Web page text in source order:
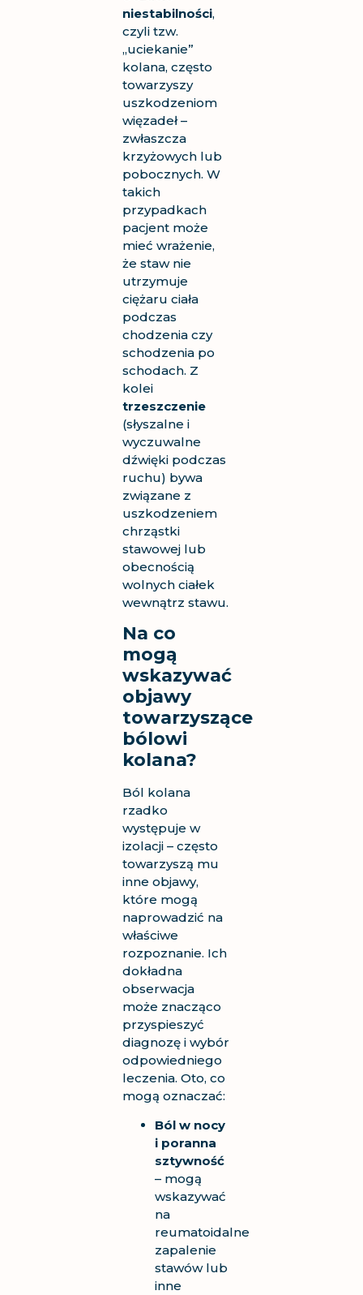
niestabilności,
czyli tzw.
„uciekanie”
kolana, często
towarzyszy
uszkodzeniom
więzadeł –
zwłaszcza
krzyżowych lub
pobocznych. W
takich
przypadkach
pacjent może
mieć wrażenie,
że staw nie
utrzymuje
ciężaru ciała
podczas
chodzenia czy
schodzenia po
schodach. Z
kolei
trzeszczenie
(słyszalne i
wyczuwalne
dźwięki podczas
ruchu) bywa
związane z
uszkodzeniem
chrząstki
stawowej lub
obecnością
wolnych ciałek
wewnątrz stawu.
Na co
mogą
wskazywać
objawy
towarzyszące
bólowi
kolana?
Ból kolana
rzadko
występuje w
izolacji – często
towarzyszą mu
inne objawy,
które mogą
naprowadzić na
właściwe
rozpoznanie. Ich
dokładna
obserwacja
może znacząco
przyspieszyć
diagnozę i wybór
odpowiedniego
leczenia. Oto, co
mogą oznaczać:
Ból w nocy
i poranna
sztywność
– mogą
wskazywać
na
reumatoidalne
zapalenie
stawów lub
inne